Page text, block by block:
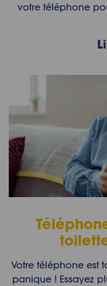
votre téléphone
Votre téléphone est
panique ! Essayez